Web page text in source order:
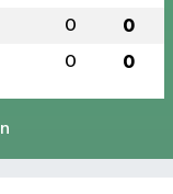
0 0
0 0